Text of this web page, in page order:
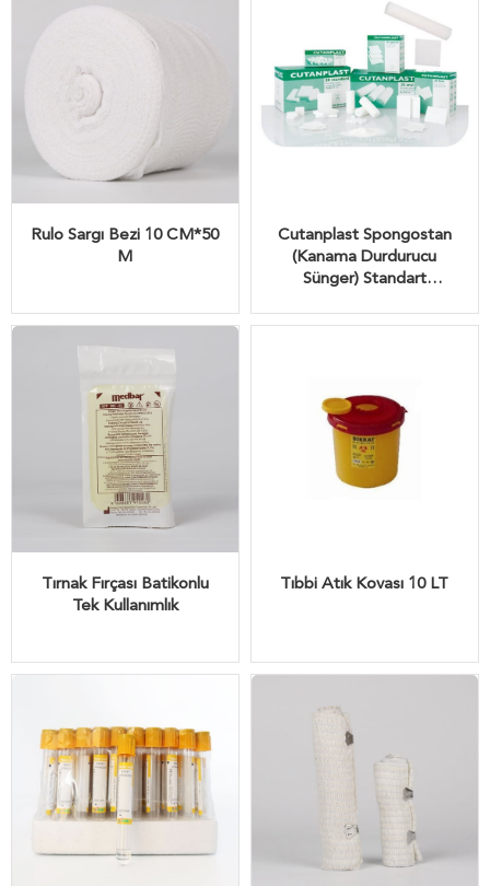
Rulo Sargı Bezi 10 CM*50
M
Cutanplast Spongostan
(Kanama Durdurucu
Sünger) Standart
Tırnak Fırçası Batikonlu
Tek Kullanımlık
Tıbbi Atık Kovası 10 LT